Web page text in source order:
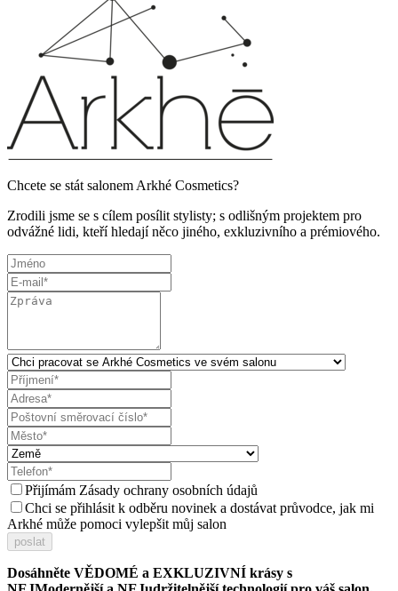
Chcete se stát salonem Arkhé Cosmetics?
Zrodili jsme se s cílem posílit stylisty; s odlišným projektem pro
odvážné lidi, kteří hledají něco jiného, exkluzivního a prémiového.
Přijímám Zásady ochrany osobních údajů
Chci se přihlásit k odběru novinek a dostávat průvodce, jak mi
Arkhé může pomoci vylepšit můj salon
poslat
Dosáhněte VĚDOMÉ a EXKLUZIVNÍ krásy s